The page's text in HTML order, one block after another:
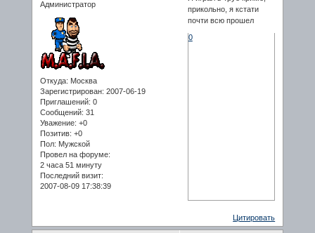
Администратор
Откуда: Москва
Зарегистрирован: 2007-06-19
Приглашений: 0
Сообщений: 31
Уважение: +0
Позитив: +0
Пол: Мужской
Провел на форуме:
2 часа 51 минуту
Последний визит:
2007-08-09 17:38:39
прикольно, я кстати
почти всю прошел
0
Цитировать